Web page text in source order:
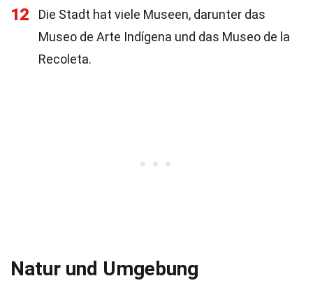
12
Die Stadt hat viele Museen, darunter das
Museo de Arte Indígena und das Museo de la
Recoleta.
Natur und Umgebung